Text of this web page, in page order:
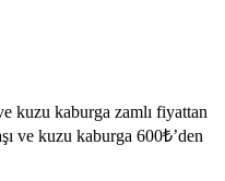
kuzu kaburga zamlı fiyattan
ve kuzu kaburga 600₺’den